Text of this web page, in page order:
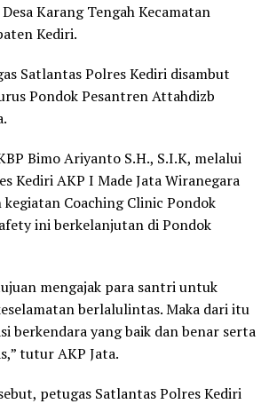
Karang Tengah Kecamatan
Kediri.
Satlantas Polres Kediri disambut
Pondok Pesantren Attahdizb
Bimo Ariyanto S.H., S.I.K, melalui
Kediri AKP I Made Jata Wiranegara
Coaching Clinic Pondok
ini berkelanjutan di Pondok
mengajak para santri untuk
berlalulintas. Maka dari itu
berkendara yang baik dan benar serta
tutur AKP Jata.
petugas Satlantas Polres Kediri